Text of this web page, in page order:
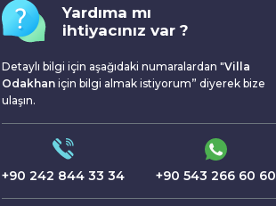
Yardıma mı
ihtiyacınız var ?
Detaylı bilgi için aşağıdaki numaralardan "Villa
Odakhan için bilgi almak istiyorum” diyerek bize
ulaşın.
+90 242 844 33 34 +90 543 266 60 60